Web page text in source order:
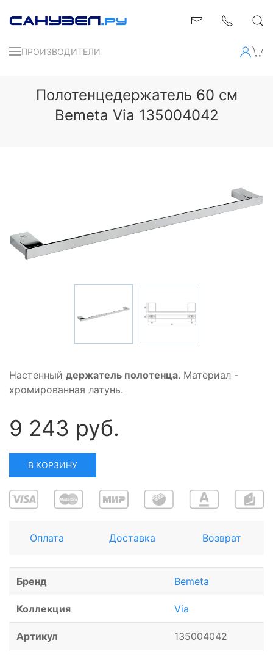
ПРОИЗВОДИТЕЛИ
Полотенцедержатель 60 см
Bemeta Via 135004042
Настенный держатель полотенца. Материал -
хромированная латунь.
9 243 руб.
В КОРЗИНУ
Оплата Доставка Возврат
Бренд Bemeta
Коллекция Via
Артикул 135004042